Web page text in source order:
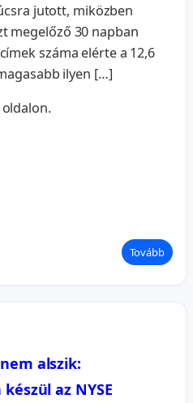
jutott, miközben
megelőző 30 napban
száma elérte a 12,6
ilyen […]
oldalon.
Tovább
alszik:
az NYSE